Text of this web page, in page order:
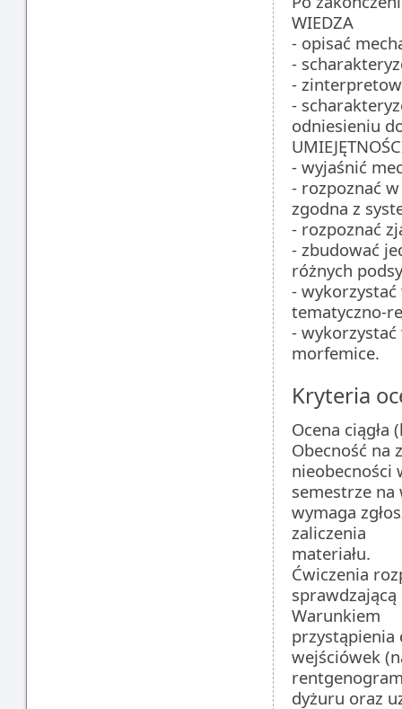
WIEDZA
- opisać
-
-
-
odniesieniu
- wyjaśnić
- rozpoznać
zgodna z
- rozpoznać
- zbudować
różnych
-
tematyczno-
-
morfemice.
Kryteria
Ocena
Obecność na
nieobecności
semestrze na
wymaga
zaliczenia
materiału.
Ćwiczenia
Warunkiem
przystąpienia
wejściówek
dyżuru oraz